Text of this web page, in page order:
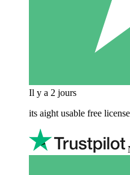
Il y a 2 jours
its aight usable free